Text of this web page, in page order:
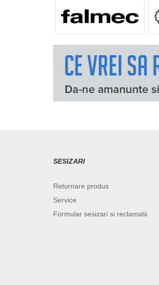
SESIZARI
Returnare produs
Service
Formular sesizari si reclamatii